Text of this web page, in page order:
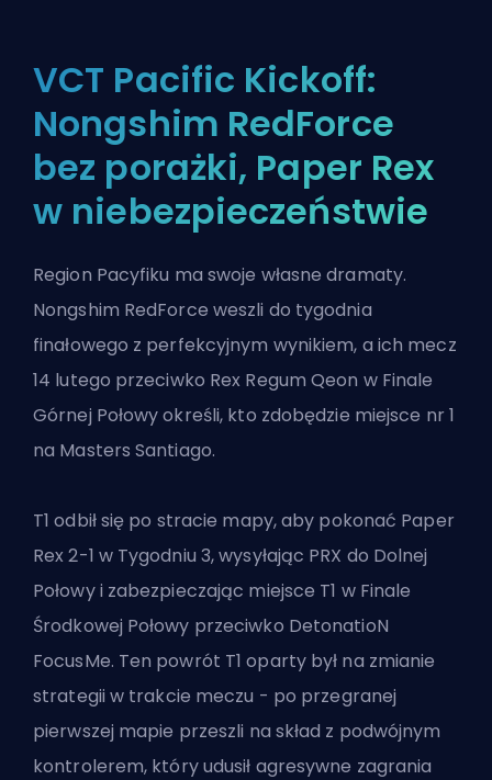
VCT Pacific Kickoff:
Nongshim RedForce
bez porażki, Paper Rex
w niebezpieczeństwie
Region Pacyfiku ma swoje własne dramaty.
Nongshim RedForce weszli do tygodnia
finałowego z perfekcyjnym wynikiem, a ich mecz
14 lutego przeciwko Rex Regum Qeon w Finale
Górnej Połowy określi, kto zdobędzie miejsce nr 1
na Masters Santiago.
T1 odbił się po stracie mapy, aby pokonać Paper
Rex 2-1 w Tygodniu 3, wysyłając PRX do Dolnej
Połowy i zabezpieczając miejsce T1 w Finale
Środkowej Połowy przeciwko DetonatioN
FocusMe. Ten powrót T1 oparty był na zmianie
strategii w trakcie meczu - po przegranej
pierwszej mapie przeszli na skład z podwójnym
kontrolerem, który udusił agresywne zagrania